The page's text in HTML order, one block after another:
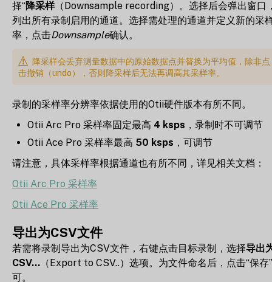
择“降采样（Downsample recording）。选择后会弹出窗口
列出所有录制启用的通道。选择需处理的通道并定义新的采
率，点击Downsample确认。
降采样会丢弃测量数据中的原始数据点并替换为平均值，除非点
击撤销（undo），否则降采样后无法再调高其采样率。
录制的采样率分辨率依据使用的Otii硬件版本有所不同。
Otii Arc Pro 采样率固定最高 4 ksps ，录制时不可调节
Otii Ace Pro 采样率最高 50 ksps ，可调节
请注意，具体采样率根据通道也有所不同，详见相关文档：
Otii Arc Pro 采样率
Otii Ace Pro 采样率
导出为CSV文件
若需将录制导出为CSV文件，右键点击目标录制，选择导出
CSV... （Export to CSV..）选项。为文件命名后，点击“保存
可。